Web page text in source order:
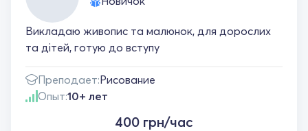
Викладаю живопис та малюнок, для дорослих
та дітей, готую до вступу
Преподает:Рисование
Опыт:10+ лет
400 грн/час